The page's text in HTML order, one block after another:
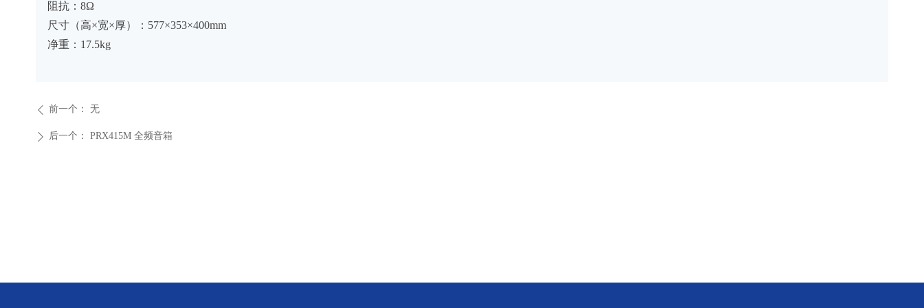
阻抗：8Ω
尺寸（高×宽×厚）：577×353×400mm
净重：17.5kg
ꄴ 前一个： 无
ꄲ 后一个： PRX415M 全频音箱